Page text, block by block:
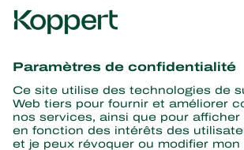
nouvelles et
S’abonner ici